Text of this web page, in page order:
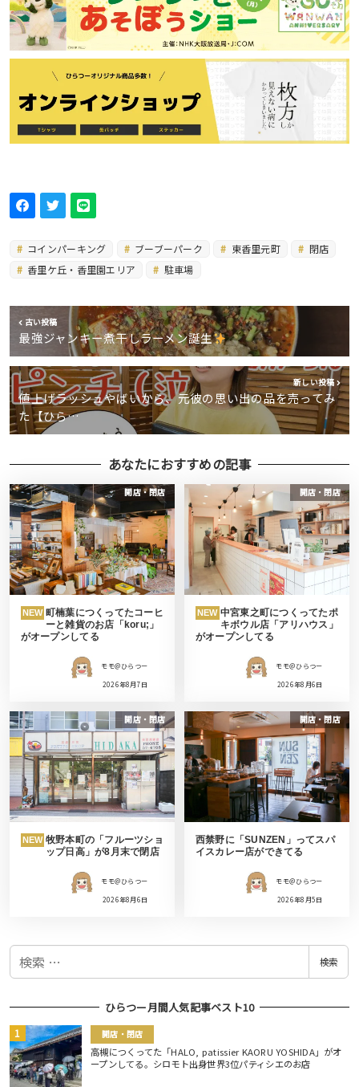
コインパーキング ブーブーパーク 東香里元町
閉店
香里ケ丘・香里園エリア
駐車場
古い投稿
最強ジャンキー煮干しラーメン誕生
新しい投稿
値上げラッシュやばいから、元彼の思い出の品を売ってみ
た【ひら…
あなたにおすすめの記事
開店・閉店
NEW 町楠葉につくってたコーヒ
ーと雑貨のお店「koru;」
がオープンしてる
モモ＠ひらつー
2026年8月7日
開店・閉店
NEW 中宮東之町につくってたポ
キボウル店「アリハウス」
がオープンしてる
モモ＠ひらつー
2026年8月6日
開店・閉店
NEW 牧野本町の「フルーツショ
ップ日高」が8月末で閉店
モモ＠ひらつー
2026年8月6日
開店・閉店
西禁野に「SUNZEN」ってスパ
イスカレー店ができてる
モモ＠ひらつー
2026年8月5日
検
検索
ひらつー月間人気記事ベスト10
開店・閉店
高槻につくってた「HALO, patissier KAORU YOSHIDA」がオ
ープンしてる。シロモト出身世界3位パティシエのお店